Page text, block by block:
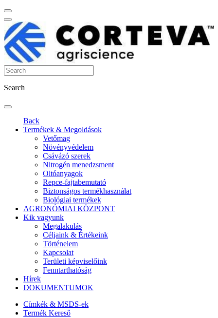
Search
Back
Termékek & Megoldások
Vetőmag
Növényvédelem
Csávázó szerek
Nitrogén menedzsment
Oltóanyagok
Repce-fajtabemutató
Biztonságos termékhasználat
Biológiai termékek
AGRONÓMIAI KÖZPONT
Kik vagyunk
Megalakulás
Céljaink & Értékeink
Történelem
Kapcsolat
Területi képviselőink
Fenntarthatóság
Hírek
DOKUMENTUMOK
Címkék & MSDS-ek
Termék Kereső